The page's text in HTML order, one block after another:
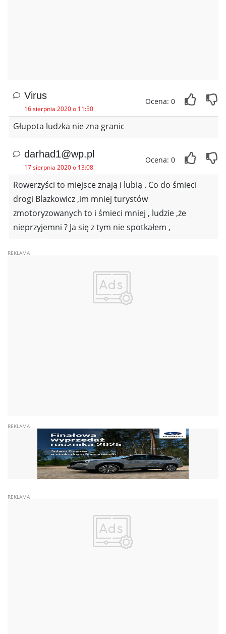
Virus
16 sierpnia 2020 o 11:50
Ocena: 0
Głupota ludzka nie zna granic
darhad1@wp.pl
17 sierpnia 2020 o 13:08
Ocena: 0
Rowerzyści to miejsce znają i lubią . Co do śmieci
drogi Blazkowicz ,im mniej turystów
zmotoryzowanych to i śmieci mniej , ludzie ,że
nieprzyjemni ? Ja się z tym nie spotkałem ,